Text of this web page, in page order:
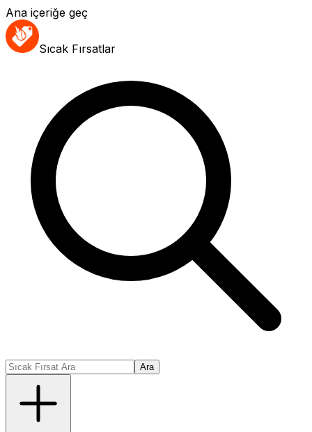
Ana içeriğe geç
Sıcak Fırsatlar
Ara